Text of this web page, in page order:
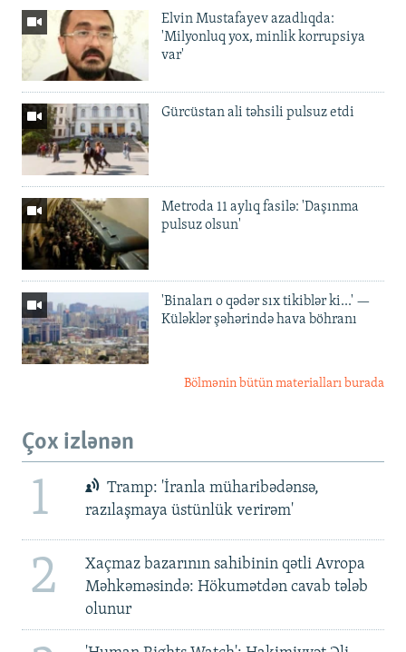
Elvin Mustafayev azadlıqda:
'Milyonluq yox, minlik korrupsiya
var'
Gürcüstan ali təhsili pulsuz etdi
Metroda 11 aylıq fasilə: 'Daşınma
pulsuz olsun'
'Binaları o qədər sıx tikiblər ki...' —
Küləklər şəhərində hava böhranı
Bölmənin bütün materialları burada
Çox izlənən
1
Tramp: 'İranla müharibədənsə,
razılaşmaya üstünlük verirəm'
2
Xaçmaz bazarının sahibinin qətli Avropa
Məhkəməsində: Hökumətdən cavab tələb
olunur